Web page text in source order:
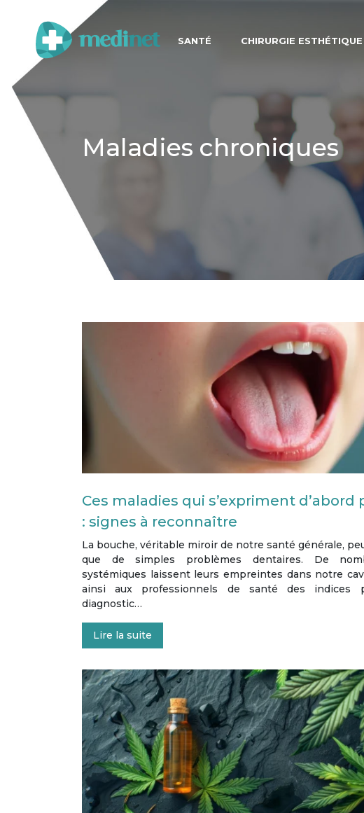
SANTÉ CHIRURGIE ESTHÉTIQUE
Maladies chroniques
Ces maladies qui s’expriment d’abord
: signes à reconnaître
La bouche, véritable miroir de notre santé générale,
que de simples problèmes dentaires. De
systémiques laissent leurs empreintes dans notre
ainsi aux professionnels de santé des indices
diagnostic…
Lire la suite